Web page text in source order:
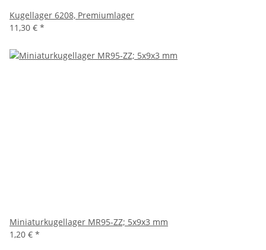
Kugellager 6208, Premiumlager
11,30 € *
Miniaturkugellager MR95-ZZ; 5x9x3 mm
1,20 € *